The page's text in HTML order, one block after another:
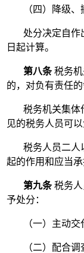
（四）降级、
处分决定自作
日起计算。
第八条税务机
的，对负有责任
税务机关集体
见的税务人员可
税务人员二人
起的作用和应当
第九条税务人
予处分：
（一）主动交代
（二）配合调查